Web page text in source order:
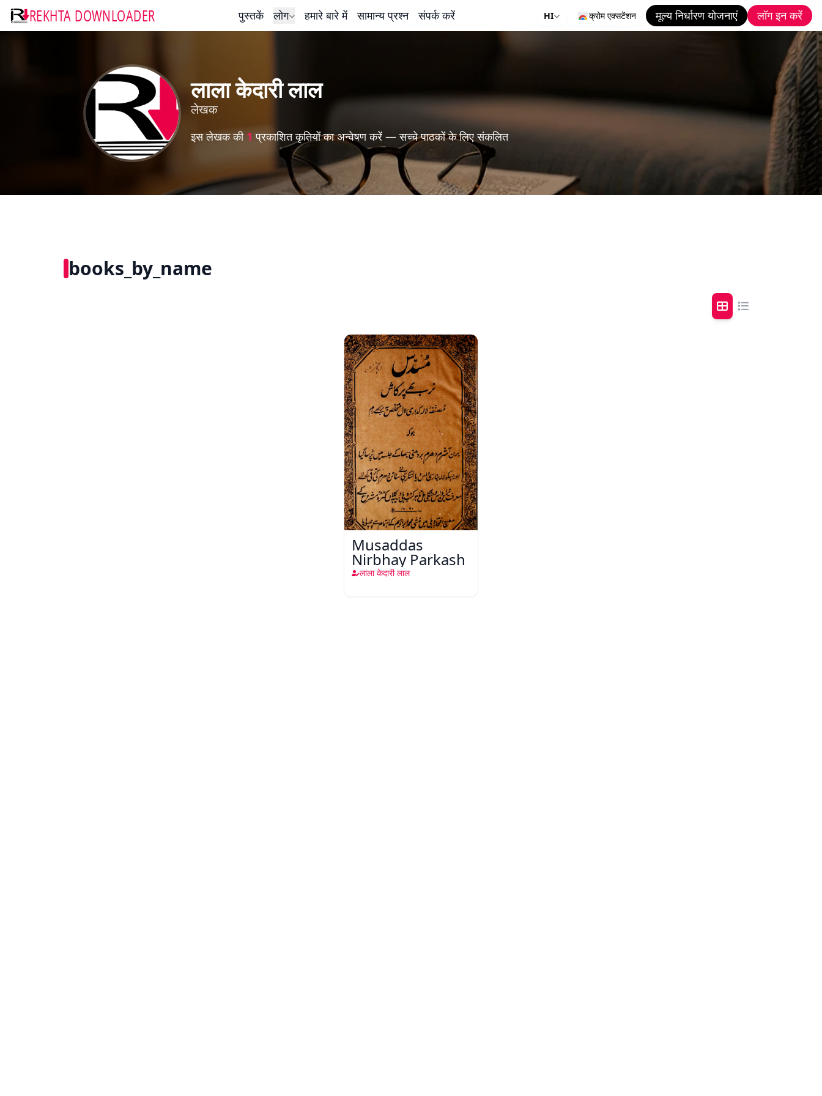
REKHTA DOWNLOADER पुस्तकें लोग हमारे बारे में सामान्य प्रश्न संपर्क करें HI क्रोम एक्सटेंशन मूल्य निर्धारण योजनाएं लॉग इन करें
लाला केदारी लाल
लेखक
इस लेखक की 1 प्रकाशित कृतियों का अन्वेषण करें — सच्चे पाठकों के लिए संकलित
books_by_name
Musaddas
Nirbhay Parkash
लाला केदारी लाल